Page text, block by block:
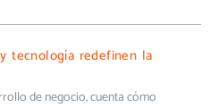
tecnología redefinen la
de negocio, cuenta cómo